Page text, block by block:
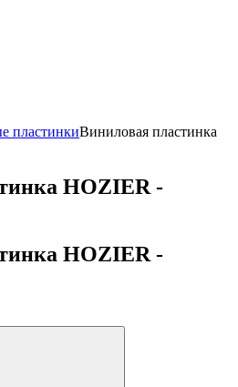
пластинкиВиниловая пластинка
HOZIER -
HOZIER -